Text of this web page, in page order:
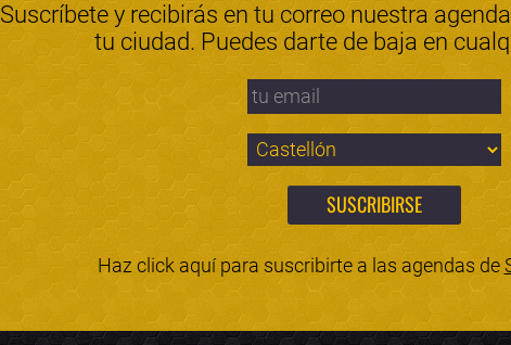
Suscríbete y recibirás en tu correo nuestra
tu ciudad. Puedes darte de baja en
Haz click aquí para suscribirte a las agendas de